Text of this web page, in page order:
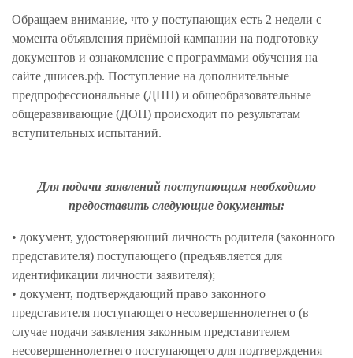
Обращаем внимание, что у поступающих есть 2 недели с
момента объявления приёмной кампании на подготовку
документов и ознакомление с программами обучения на
сайте дшисев.рф. Поступление на дополнительные
предпрофессиональные (ДПП) и общеобразовательные
общеразвивающие (ДОП) происходит по результатам
вступительных испытаний.
Для подачи заявлений поступающим необходимо
предоставить следующие документы:
• документ, удостоверяющий личность родителя (законного
представителя) поступающего (предъявляется для
идентификации личности заявителя);
• документ, подтверждающий право законного
представителя поступающего несовершеннолетнего (в
случае подачи заявления законным представителем
несовершеннолетнего поступающего для подтверждения